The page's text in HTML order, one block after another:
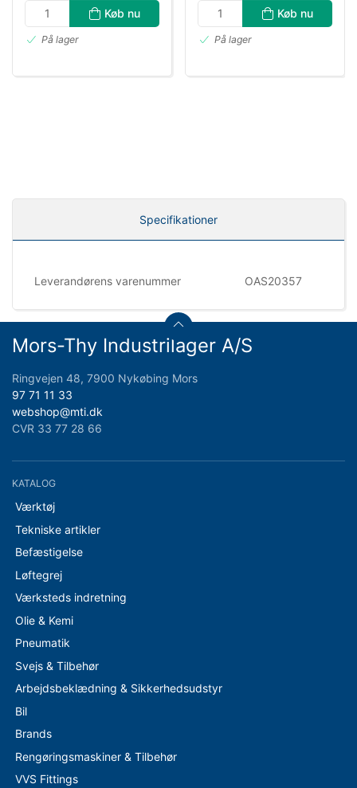
Køb nu
På lager
Køb nu
På lager
Specifikationer
Leverandørens varenummer OAS20357
Mors-Thy Industrilager A/S
Ringvejen 48, 7900 Nykøbing Mors
97 71 11 33
webshop@mti.dk
CVR 33 77 28 66
KATALOG
Værktøj
Tekniske artikler
Befæstigelse
Løftegrej
Værksteds indretning
Olie & Kemi
Pneumatik
Svejs & Tilbehør
Arbejdsbeklædning & Sikkerhedsudstyr
Bil
Brands
Rengøringsmaskiner & Tilbehør
VVS Fittings